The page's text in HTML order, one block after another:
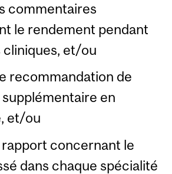
commentaires
le rendement pendant
cliniques, et/ou
recommandation de
en
et/ou
concernant le
dans chaque spécialité